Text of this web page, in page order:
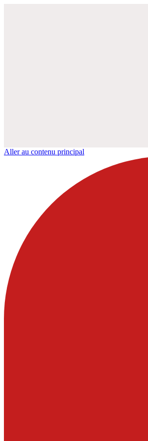
Aller au contenu principal